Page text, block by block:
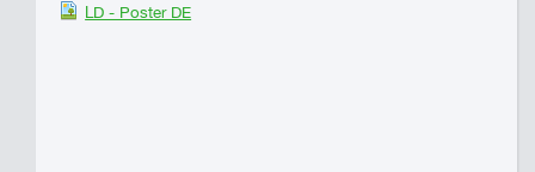
LD - Poster DE